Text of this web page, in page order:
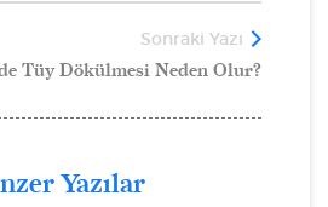
Sonraki Yazı
Tüy Dökülmesi Neden Olur?
Yazılar